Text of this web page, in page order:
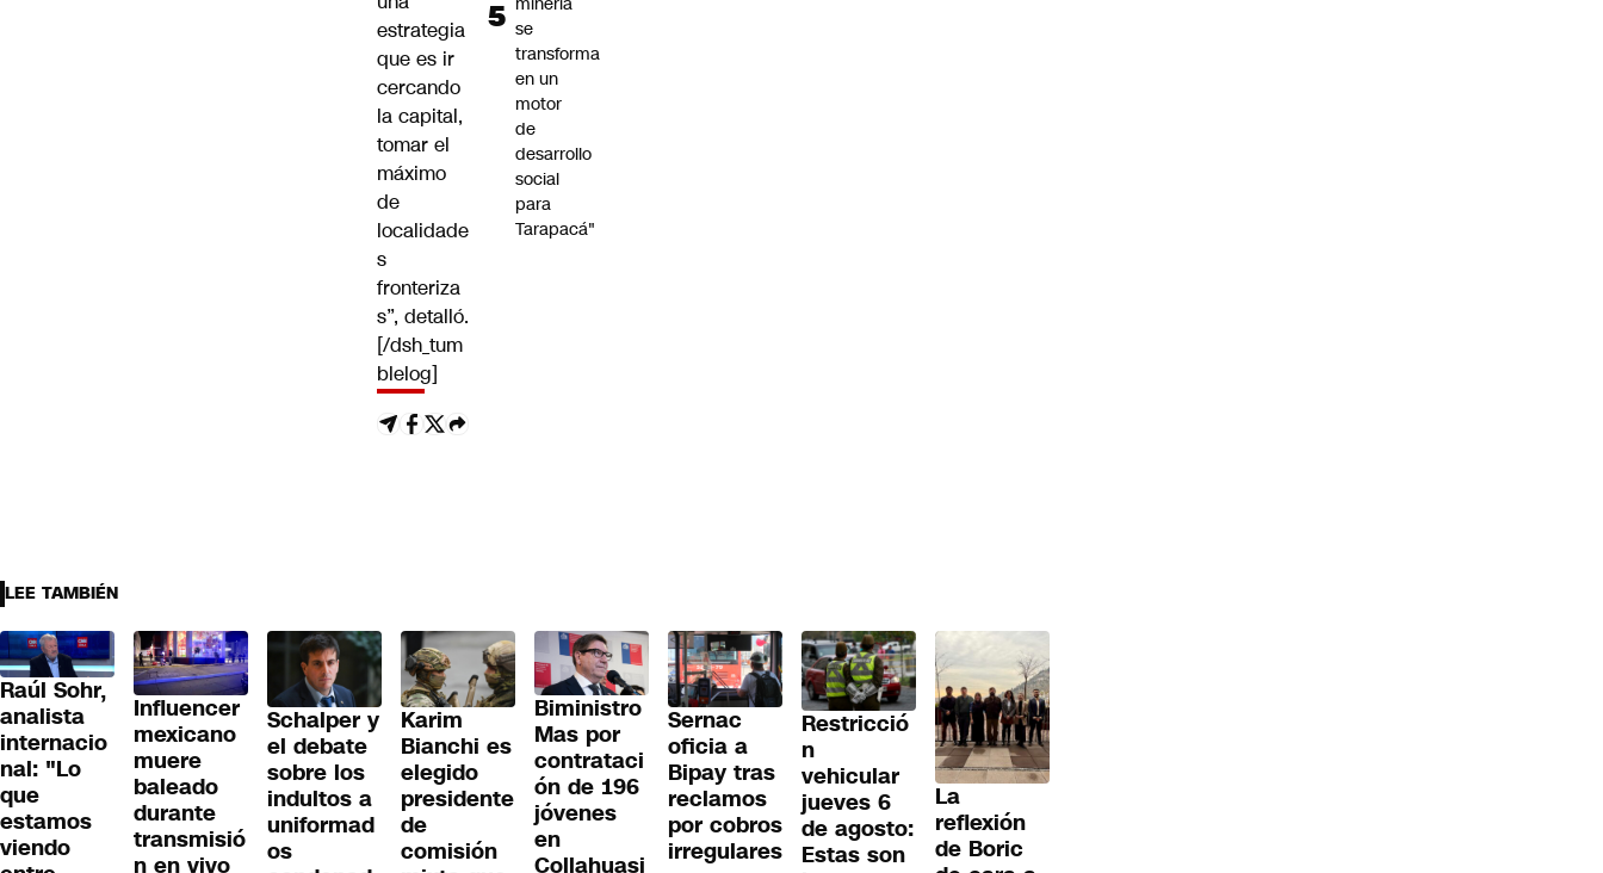
estrategia
que es ir
cercando
la capital,
tomar el
máximo
de
localidade
s
fronteriza
s”, detalló.
[/dsh_tum
blelog]
se
transforma
en un
motor
de
desarrollo
social
para
Tarapacá"
LEE TAMBIÉN
Raúl Sohr,
analista
internacio
nal: "Lo
que
estamos
viendo
Influencer
mexicano
muere
baleado
durante
transmisió
n en vivo
Schalper y
el debate
sobre los
indultos a
uniformad
os
Karim
Bianchi es
elegido
presidente
de
comisión
Biministro
Mas por
contrataci
ón de 196
jóvenes
en
Collahuasi
Sernac
oficia a
Bipay tras
reclamos
por cobros
irregulares
Restricció
n
vehicular
jueves 6
de agosto:
Estas son
La
reflexión
de Boric